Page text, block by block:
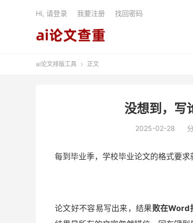
Hi, 请登录 我要注册 找回密码
ai论文排版工具  正文
没想到，写
2025-02-28
每到毕业季，学校毕业论文的格式要求
论文好不容易写出来，结果败在Word